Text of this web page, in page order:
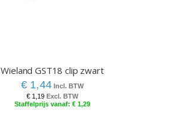
Wieland GST18 clip zwart
€ 1,44
€ 1,19
€ 1,29